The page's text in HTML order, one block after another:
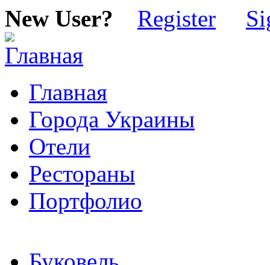
New User? Register
Главная
Города Украины
Отели
Рестораны
Портфолио